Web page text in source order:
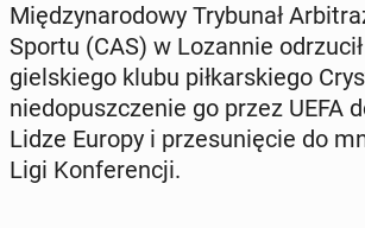
Mię­dzy­na­ro­do­wy Try­bu­nał
Sportu (CAS) w Lo­zan­nie
giel­skie­go klubu pił­kar­skie­go
nie­do­pusz­cze­nie go przez UEFA
Lidze Europy i prze­su­nię­cie do
Ligi Kon­fe­ren­cji.